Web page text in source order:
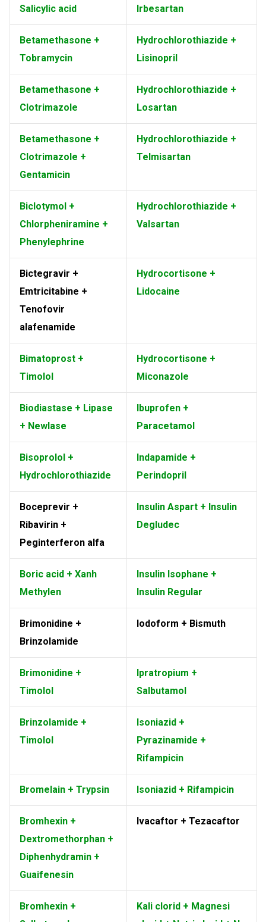
Salicylic acid Irbesartan
Betamethasone +
Tobramycin
Hydrochlorothiazide +
Lisinopril
Betamethasone +
Clotrimazole
Hydrochlorothiazide +
Losartan
Betamethasone +
Clotrimazole +
Gentamicin
Hydrochlorothiazide +
Telmisartan
Biclotymol +
Chlorpheniramine +
Phenylephrine
Hydrochlorothiazide +
Valsartan
Bictegravir +
Emtricitabine +
Tenofovir
alafenamide
Hydrocortisone +
Lidocaine
Bimatoprost +
Timolol
Hydrocortisone +
Miconazole
Biodiastase + Lipase
+ Newlase
Ibuprofen +
Paracetamol
Bisoprolol +
Hydrochlorothiazide
Indapamide +
Perindopril
Boceprevir +
Ribavirin +
Peginterferon alfa
Insulin Aspart + Insulin
Degludec
Boric acid + Xanh
Methylen
Insulin Isophane +
Insulin Regular
Brimonidine +
Brinzolamide
Iodoform + Bismuth
Brimonidine +
Timolol
Ipratropium +
Salbutamol
Brinzolamide +
Timolol
Isoniazid +
Pyrazinamide +
Rifampicin
Bromelain + Trypsin Isoniazid + Rifampicin
Bromhexin +
Dextromethorphan +
Diphenhydramin +
Guaifenesin
Ivacaftor + Tezacaftor
Bromhexin +
Kali clorid + Magnesi